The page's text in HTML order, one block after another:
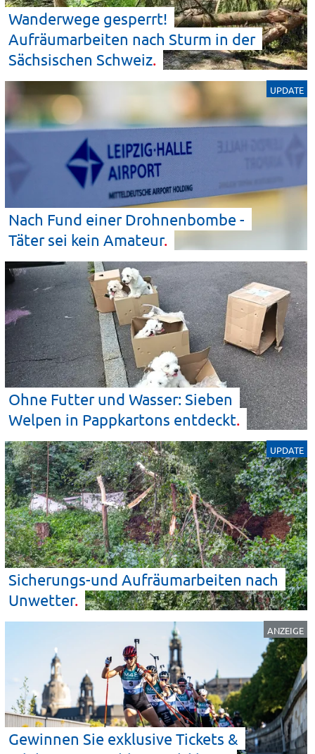
Wanderwege gesperrt!
Aufräumarbeiten nach Sturm in der
Sächsischen Schweiz
Nach Fund einer Drohnenbombe -
Täter sei kein Amateur
UPDATE
Ohne Futter und Wasser: Sieben
Welpen in Pappkartons entdeckt
Sicherungs-und Aufräumarbeiten nach
Unwetter
UPDATE
Gewinnen Sie exklusive Tickets &
ANZEIGE